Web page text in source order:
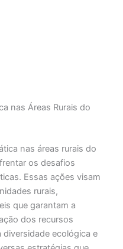
nas Áreas Rurais do
nas áreas rurais do
os desafios
Essas ações visam
rurais,
que garantam a
dos recursos
diversidade ecológica e